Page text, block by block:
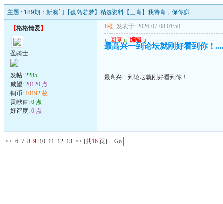
主题 : 189期：新澳门【孤岛若梦】精选资料【三肖】我特肖，保你赚.
【格格情爱】
圣骑士
发帖: 2285
威望: 20120 点
铜币: 10192 枚
贡献值: 0 点
好评度: 0 点
8楼 发表于: 2026-07-08 01:50
u 回复 u 编辑 u
最高兴一到论坛就刚好看到你！
最高兴一到论坛就刚好看到你！.....
<< 6 7 8 9 10 11 12 13 >> [共16 页] Go